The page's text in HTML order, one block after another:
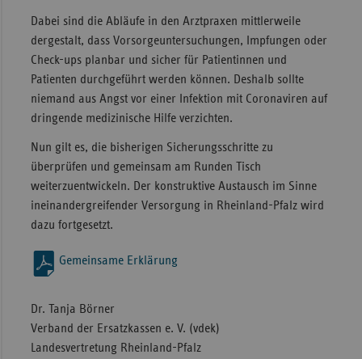
Dabei sind die Abläufe in den Arztpraxen mittlerweile
dergestalt, dass Vorsorgeuntersuchungen, Impfungen oder
Check-ups planbar und sicher für Patientinnen und
Patienten durchgeführt werden können. Deshalb sollte
niemand aus Angst vor einer Infektion mit Coronaviren auf
dringende medizinische Hilfe verzichten.
Nun gilt es, die bisherigen Sicherungsschritte zu
überprüfen und gemeinsam am Runden Tisch
weiterzuentwickeln. Der konstruktive Austausch im Sinne
ineinandergreifender Versorgung in Rheinland-Pfalz wird
dazu fortgesetzt.
Gemeinsame Erklärung
Dr. Tanja Börner
Verband der Ersatzkassen e. V. (vdek)
Landesvertretung Rheinland-Pfalz